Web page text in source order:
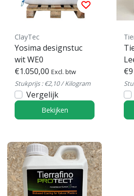
ClayTec
Yosima designstuc
wit WE0
€1.050,00 Excl. btw
Stukprijs : €2,10 / Kilogram
Vergelijk
Bekijken